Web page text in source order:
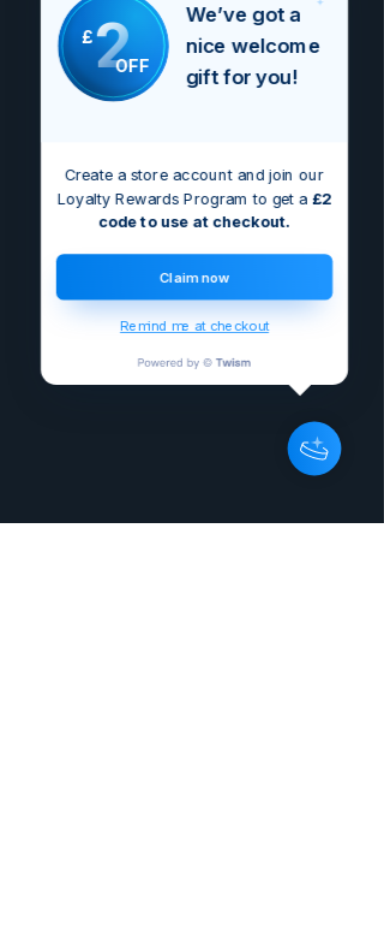
£2OFF
We’ve got a
nice welcome
gift for you!
Create a store account and join our
Loyalty Rewards Program to get a £2
code to use at checkout.
Claim now
Remind me at checkout